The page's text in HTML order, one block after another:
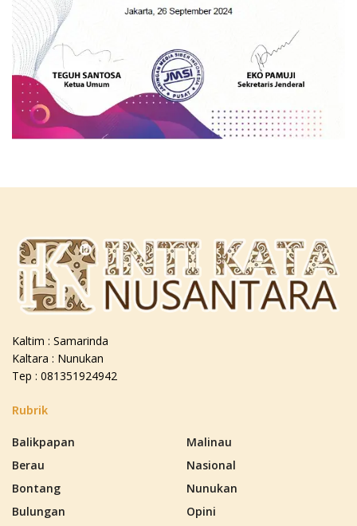
Kaltim : Samarinda
Kaltara : Nunukan
Tep : 081351924942
Rubrik
Balikpapan
Berau
Bontang
Bulungan
Malinau
Nasional
Nunukan
Opini